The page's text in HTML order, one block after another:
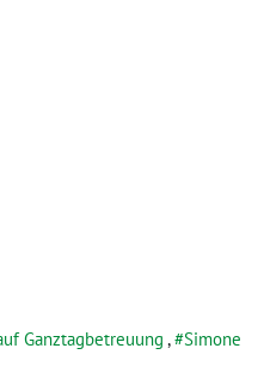
Ganztagbetreuung , Simone